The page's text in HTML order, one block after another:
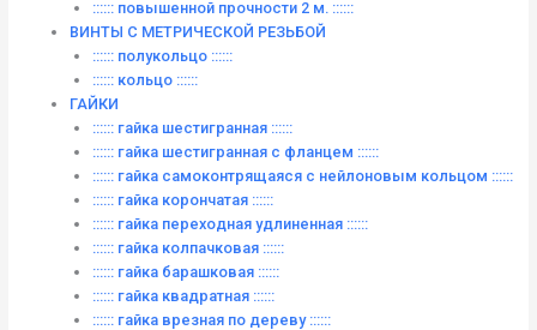
:::::: повышенной прочности 2 м. ::::::
ВИНТЫ C МЕТРИЧЕСКОЙ РЕЗЬБОЙ
:::::: полукольцо ::::::
:::::: кольцо ::::::
ГАЙКИ
:::::: гайка шестигранная ::::::
:::::: гайка шестигранная с фланцем ::::::
:::::: гайка самоконтрящаяся с нейлоновым кольцом ::::::
:::::: гайка корончатая ::::::
:::::: гайка переходная удлиненная ::::::
:::::: гайка колпачковая ::::::
:::::: гайка барашковая ::::::
:::::: гайка квадратная ::::::
:::::: гайка врезная по дереву ::::::